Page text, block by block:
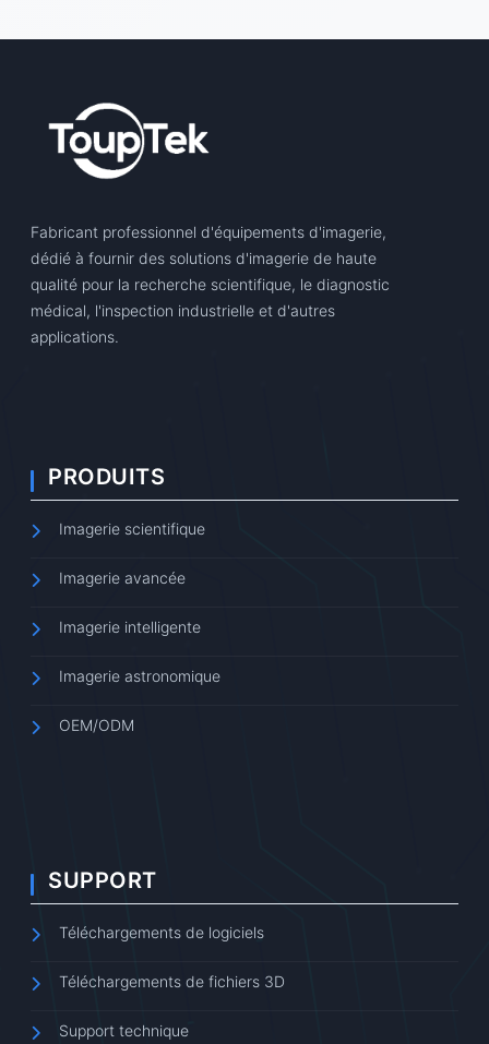
Fabricant professionnel d'équipements d'imagerie,
dédié à fournir des solutions d'imagerie de haute
qualité pour la recherche scientifique, le diagnostic
médical, l'inspection industrielle et d'autres
applications.
PRODUITS
Imagerie scientifique
Imagerie avancée
Imagerie intelligente
Imagerie astronomique
OEM/ODM
SUPPORT
Téléchargements de logiciels
Téléchargements de fichiers 3D
Support technique